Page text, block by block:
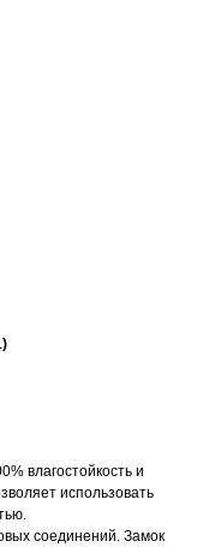
влагостойкость и
использовать
соединений. Замок